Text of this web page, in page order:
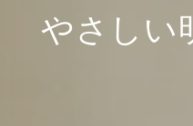
やさしい